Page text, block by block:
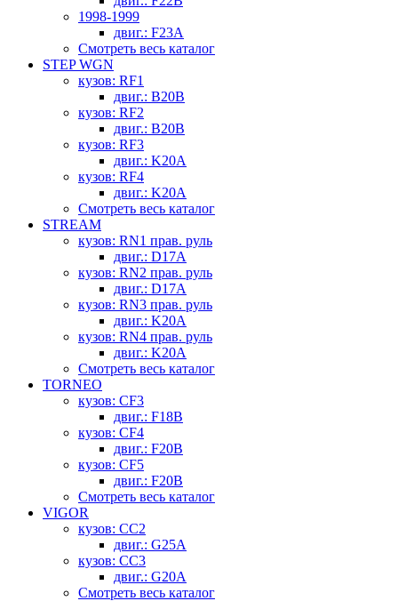
1998-1999
двиг.: F23A
Смотреть весь каталог
STEP WGN
кузов: RF1
двиг.: B20B
кузов: RF2
двиг.: B20B
кузов: RF3
двиг.: K20A
кузов: RF4
двиг.: K20A
Смотреть весь каталог
STREAM
кузов: RN1 прав. руль
двиг.: D17A
кузов: RN2 прав. руль
двиг.: D17A
кузов: RN3 прав. руль
двиг.: K20A
кузов: RN4 прав. руль
двиг.: K20A
Смотреть весь каталог
TORNEO
кузов: CF3
двиг.: F18B
кузов: CF4
двиг.: F20B
кузов: CF5
двиг.: F20B
Смотреть весь каталог
VIGOR
кузов: CC2
двиг.: G25A
кузов: CC3
двиг.: G20A
Смотреть весь каталог